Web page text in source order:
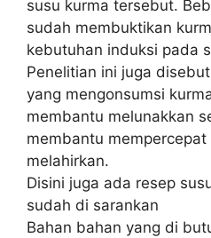
susu kurma tersebut.
sudah membuktikan
kebutuhan induksi pada
Penelitian ini juga
yang mengonsumsi
membantu melunakkan
membantu
melahirkan.
Disini juga ada resep
sudah di sarankan
Bahan bahan yang di